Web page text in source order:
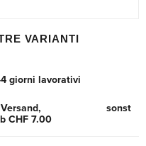
VARIANTI
giorni lavorativi
Versand, sonst
CHF 7.00